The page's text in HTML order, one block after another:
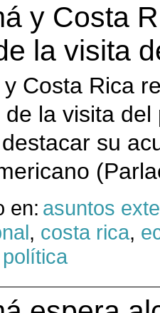
y Costa
la visita
Costa Rica
la visita
su
en: asuntos
, costa rica,
política